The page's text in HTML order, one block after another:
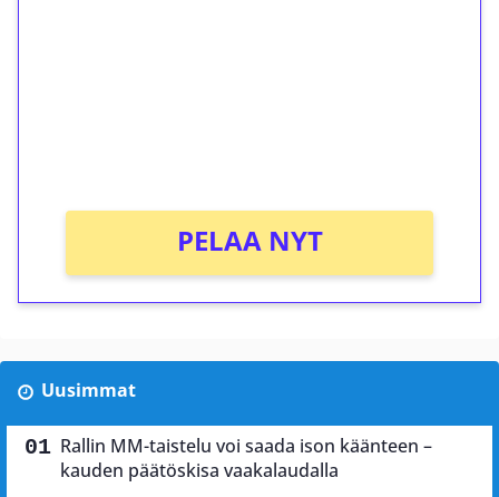
PELAA NYT
Uusimmat
Rallin MM-taistelu voi saada ison käänteen –
kauden päätöskisa vaakalaudalla